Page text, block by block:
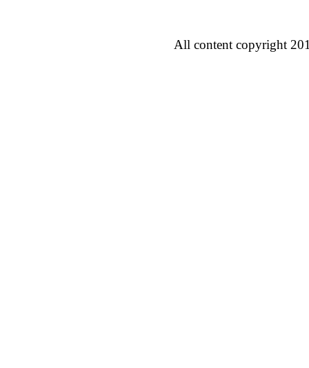
All content copyright